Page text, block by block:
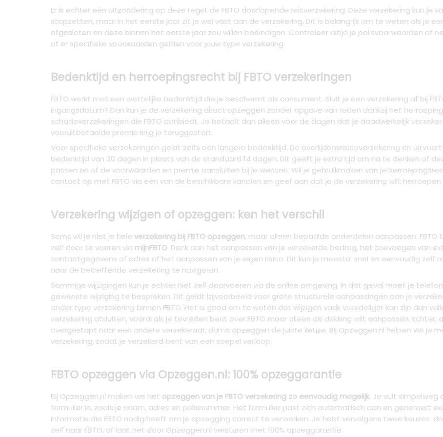
Er is echter één uitzondering op deze regel: de FBTO doorlopende reisverzekering. Deze verzekering kun je
stopzetten, maar in het eerste jaar zit je wel vast aan de verzekering. Dit is belangrijk om te weten als je
afgesloten en deze binnen het eerste jaar zou willen beëindigen. Controleer altijd je polisvoorwaarden of
of er specifieke voorwaarden gelden voor jouw type verzekering.
Bedenktijd en herroepingsrecht bij FBTO verzekeringen
FBTO werkt met een wettelijke bedenktijd die je beschermt als consument. Sluit je een verzekering af bij
ingangsdatum? Dan kun je de verzekering direct opzeggen zonder opgave van reden dankzij het
schadeverzekeringen die FBTO aanbiedt. Je betaalt dan alleen voor de dagen dat je daadwerkelijk
vooruitbetaalde premie krijg je teruggestort.
Voor specifieke verzekeringen geldt zelfs een langere bedenktijd. De overlijdensrisicoverzekering en
bedenktijd van 30 dagen in plaats van de standaard 14 dagen. Dit geeft je extra tijd om na te denken of
passen en of de voorwaarden en premie aansluiten bij je wensen. Wil je gebruikmaken van je
contact op met FBTO via één van de beschikbare kanalen en geef aan dat je de verzekering wilt
Verzekering wijzigen of opzeggen: ken het verschil
Soms wil je niet je hele verzekering bij FBTO opzeggen, maar alleen bepaalde onderdelen aanpassen.
zelf door te voeren via mijnFBTO. Denk aan het aanpassen van je verzekerde bedrag, het toevoegen van
contactgegevens of adres of het aanpassen van je eigen risico. Dit kun je meestal snel en eenvoudig zelf
naar de betreffende verzekering te navigeren.
Sommige wijzigingen kun je echter niet zelf doorvoeren via de online omgeving. In dat geval moet je
gewenste wijziging te bespreken. Dit geldt bijvoorbeeld voor grote structurele aanpassingen aan je
ander type verzekering binnen FBTO. Het is goed om te weten dat wijzigen vaak voordeliger kan zijn dan
verzekering afsluiten, vooral als je tevreden bent over FBTO maar alleen de dekking wilt aanpassen. Echter,
overgestapt naar een andere verzekeraar, dan is opzeggen de juiste keuze. Bij Opzeggen.nl helpen we je
verzekering, zodat je verzekerd bent van een soepel verloop.
FBTO opzeggen via Opzeggen.nl: 100% opzeggarantie
Bij Opzeggen.nl maken we het opzeggen van je FBTO verzekering zo eenvoudig mogelijk. Je vult simpelweg
formulier in, zoals je naam, adres en polisnummer. Het formulier past zich automatisch aan en genereert
informatie die FBTO nodig heeft om je opzegging correct te verwerken. Je hebt vervolgens twee keuzes:
zelf naar FBTO, of laat het door Opzeggen.nl versturen met 100% opzeggarantie.